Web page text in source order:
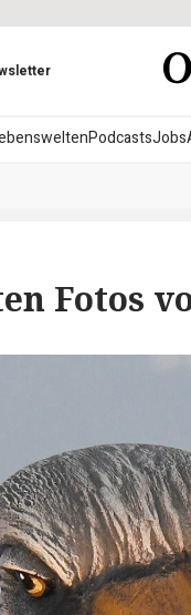
PodcastsJobs
Fotos